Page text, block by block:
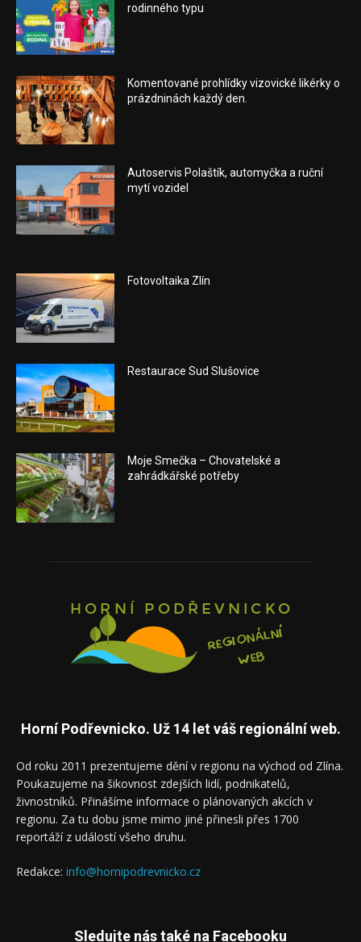
rodinného typu
Komentované prohlídky vizovické likérky o
prázdninách každý den.
Autoservis Polaštík, automyčka a ruční
mytí vozidel
Fotovoltaika Zlín
Restaurace Sud Slušovice
Moje Smečka – Chovatelské a
zahrádkářské potřeby
Horní Podřevnicko. Už 14 let váš regionální web.
Od roku 2011 prezentujeme dění v regionu na východ od Zlína.
Poukazujeme na šikovnost zdejších lidí, podnikatelů,
živnostníků. Přinášíme informace o plánovaných akcích v
regionu. Za tu dobu jsme mimo jiné přinesli přes 1700
reportáží z událostí všeho druhu.
Redakce: info@hornipodrevnicko.cz
Sledujte nás také na Facebooku